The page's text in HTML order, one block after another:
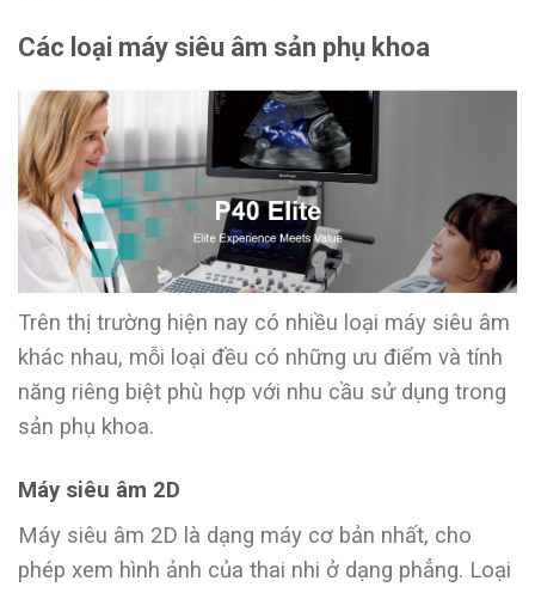
Các loại máy siêu âm sản phụ khoa
Trên thị trường hiện nay có nhiều loại máy siêu âm
khác nhau, mỗi loại đều có những ưu điểm và tính
năng riêng biệt phù hợp với nhu cầu sử dụng trong
sản phụ khoa.
Máy siêu âm 2D
Máy siêu âm 2D là dạng máy cơ bản nhất, cho
phép xem hình ảnh của thai nhi ở dạng phẳng. Loại